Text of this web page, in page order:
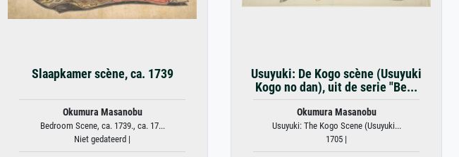
Slaapkamer scène, ca. 1739
Okumura Masanobu
Bedroom Scene, ca. 1739., ca. 17...
Niet gedateerd |
Usuyuki: De Kogo scène (Usuyuki
Kogo no dan), uit de serie "Be...
Okumura Masanobu
Usuyuki: The Kogo Scene (Usuyuki...
1705 |